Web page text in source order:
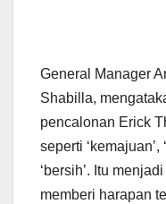
General Manager
Shabilla,
pencalonan Erick
seperti ‘kemajuan’,
‘bersih’. Itu
memberi harapan